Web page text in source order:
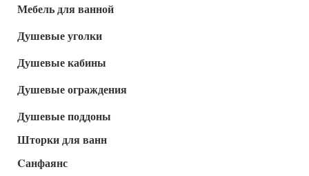
Мебель для ванной
Душевые уголки
Душевые кабины
Душевые ограждения
Душевые поддоны
Шторки для ванн
Cанфаянс